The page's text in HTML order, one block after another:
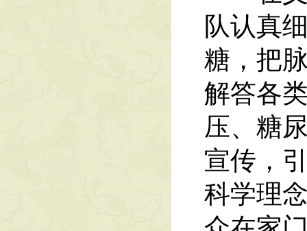
队认真
糖，把
解答各
压、糖
宣传，
科学理